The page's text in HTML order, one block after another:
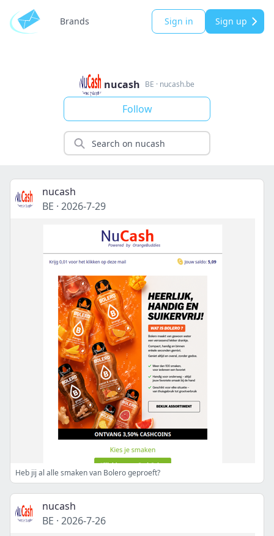
Brands Sign in Sign up
nucash BE · nucash.be
Follow
nucash
BE · 2026-7-29
Heb jij al alle smaken van Bolero geproeft?
nucash
BE · 2026-7-26